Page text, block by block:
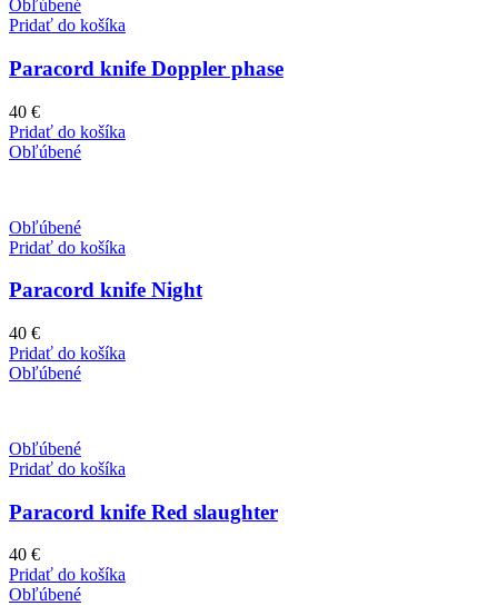
Obľúbené
Pridať do košíka
Paracord knife Doppler phase
40 €
Pridať do košíka
Obľúbené
Obľúbené
Pridať do košíka
Paracord knife Night
40 €
Pridať do košíka
Obľúbené
Obľúbené
Pridať do košíka
Paracord knife Red slaughter
40 €
Pridať do košíka
Obľúbené